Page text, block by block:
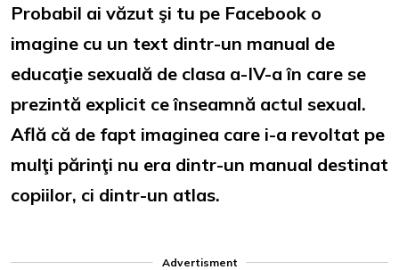
Probabil ai văzut şi tu pe Facebook o
imagine cu un text dintr-un manual de
educaţie sexuală de clasa a-IV-a în care se
prezintă explicit ce înseamnă actul sexual.
Află că de fapt imaginea care i-a revoltat pe
mulţi părinţi nu era dintr-un manual destinat
copiilor, ci dintr-un atlas.
Advertisment